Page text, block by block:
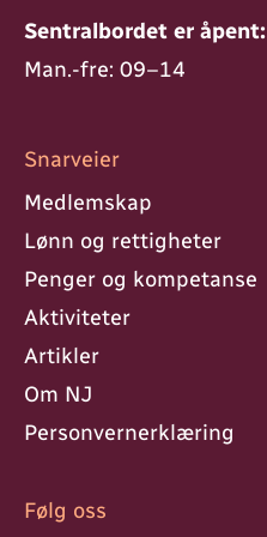
Sentralbordet er åpent:
Man.-fre: 09–14
Snarveier
Medlemskap
Lønn og rettigheter
Penger og kompetanse
Aktiviteter
Artikler
Om NJ
Personvern­erklæring
Følg oss